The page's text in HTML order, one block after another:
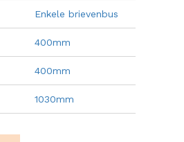
Enkele brievenbus
400mm
400mm
1030mm